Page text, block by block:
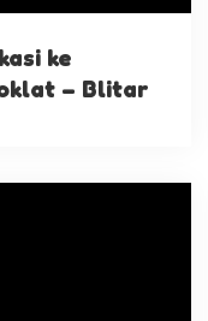
ke
– Blitar